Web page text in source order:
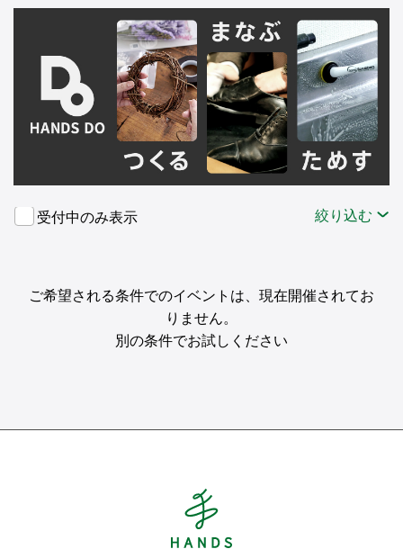
受付中のみ表示 絞り込む
ご希望される条件でのイベントは、現在開催されてお
りません。
別の条件でお試しください